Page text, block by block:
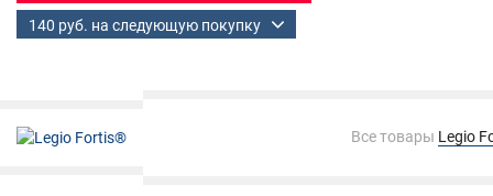
140 руб. на следующую покупку
Все товары Legio